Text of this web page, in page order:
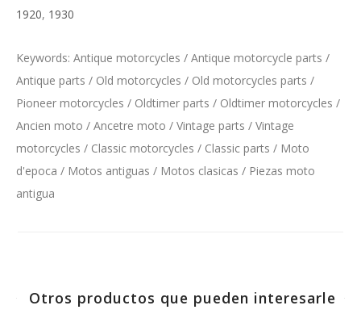
1920, 1930
Keywords: Antique motorcycles / Antique motorcycle parts /
Antique parts / Old motorcycles / Old motorcycles parts /
Pioneer motorcycles / Oldtimer parts / Oldtimer motorcycles /
Ancien moto / Ancetre moto / Vintage parts / Vintage
motorcycles / Classic motorcycles / Classic parts / Moto
d'epoca / Motos antiguas / Motos clasicas / Piezas moto
antigua
Otros productos que pueden interesarle